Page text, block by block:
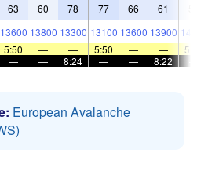
63 60 78 77 66 61
13600 13800 13300 13100 13600 13900
5:50 — — 5:50 — —
— — 8:24 — — 8:22
European Avalanche